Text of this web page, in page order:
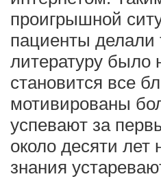
проигрышной
пациенты делали
литературу было
становится все
мотивированы
успевают за
около десяти лет
знания